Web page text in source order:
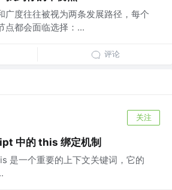
广度往往被视为两条发展路径，每个
点都会面临选择：...
评论
关注
中的 this 绑定机制
是一个重要的上下文关键词，它的